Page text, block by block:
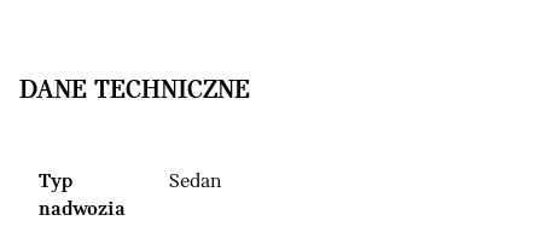
DANE TECHNICZNE
Typ
nadwozia
Sedan